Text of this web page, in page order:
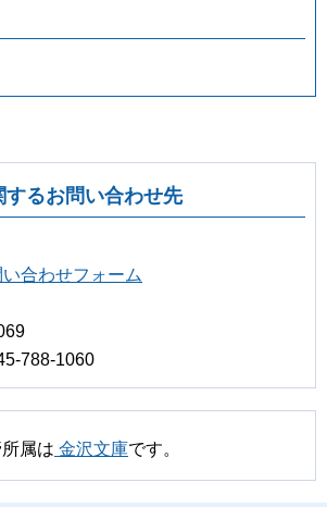
するお問い合わせ先
合わせフォーム
788-1060
属は 金沢文庫です。